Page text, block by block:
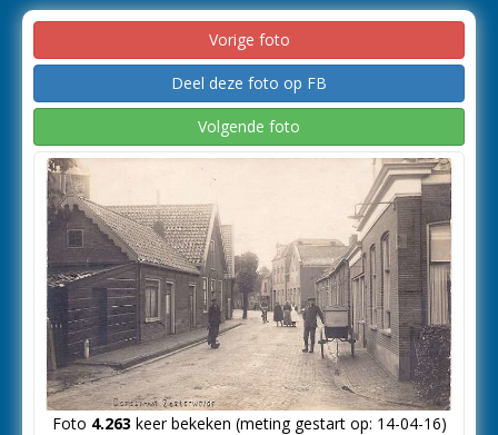
Vorige foto
Deel deze foto op FB
Volgende foto
Foto 4.263 keer bekeken (meting gestart op: 14-04-16)